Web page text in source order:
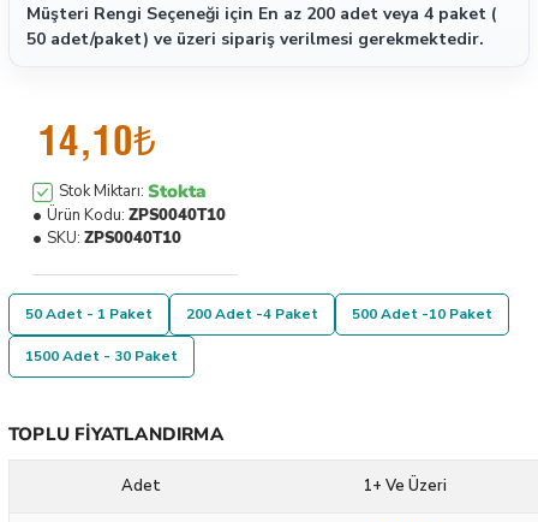
Müşteri Rengi Seçeneği için En az 200 adet veya 4 paket (
50 adet/paket) ve üzeri sipariş verilmesi gerekmektedir.
14,10₺
Stok Miktarı: Stokta
Ürün Kodu: ZPS0040T10
SKU: ZPS0040T10
50 Adet - 1 Paket 200 Adet -4 Paket 500 Adet -10 Paket
1500 Adet - 30 Paket
TOPLU FIYATLANDIRMA
Adet 1+ Ve Üzeri